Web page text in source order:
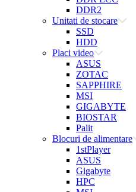
DDR2
Unitati de stocare
SSD
HDD
Placi video
ASUS
ZOTAC
SAPPHIRE
MSI
GIGABYTE
BIOSTAR
Palit
Blocuri de alimentare
1stPlayer
ASUS
Gigabyte
HPC